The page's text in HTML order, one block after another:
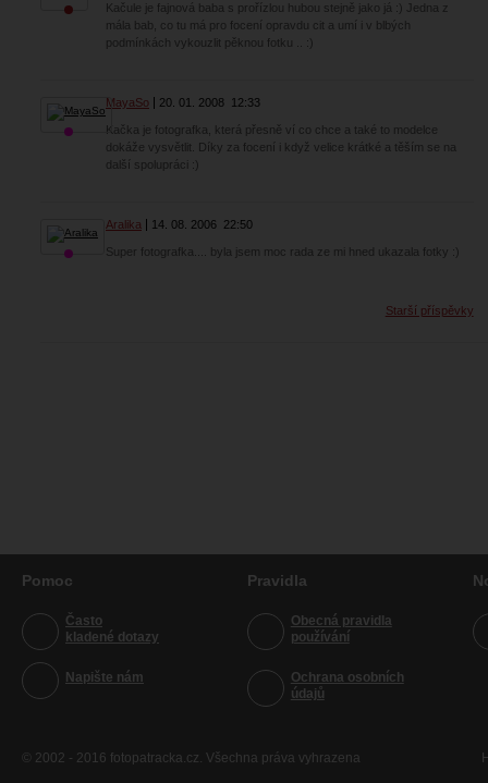
Kačule je fajnová baba s prořízlou hubou stejně jako já :) Jedna z
mála bab, co tu má pro focení opravdu cit a umí i v blbých
podmínkách vykouzlit pěknou fotku .. :)
MayaSo 20. 01. 2008 12:33
Kačka je fotografka, která přesně ví co chce a také to modelce
dokáže vysvětlit. Díky za focení i když velice krátké a těším se na
další spolupráci :)
Aralika 14. 08. 2006 22:50
Super fotografka.... byla jsem moc rada ze mi hned ukazala fotky :)
Starší příspěvky
Pomoc
Často
kladené dotazy
Napište nám
Pravidla
Obecná pravidla
používání
Ochrana osobních
údajů
© 2002 - 2016 fotopatracka.cz. Všechna práva vyhrazena